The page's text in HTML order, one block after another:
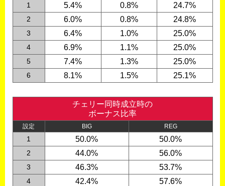
1 5.4% 0.8% 24.7%
2 6.0% 0.8% 24.8%
3 6.4% 1.0% 25.0%
4 6.9% 1.1% 25.0%
5 7.4% 1.3% 25.0%
6 8.1% 1.5% 25.1%
チェリー同時成立時の
ボーナス比率
設定 BIG REG
1 50.0% 50.0%
2 44.0% 56.0%
3 46.3% 53.7%
4 42.4% 57.6%